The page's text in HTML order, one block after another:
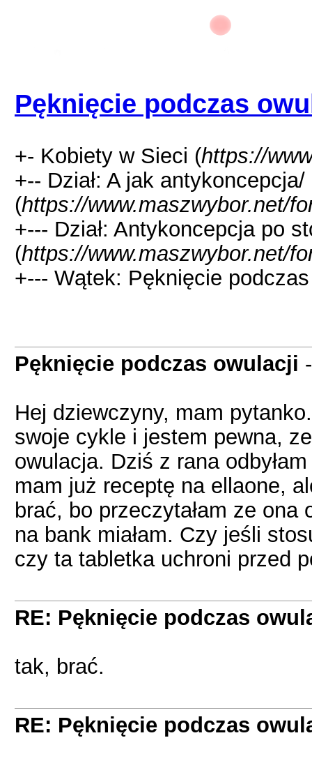
Pęknięcie podczas
+- Kobiety w Sieci (https://
+-- Dział: A jak
(https://www.maszwybor.net/
+--- Dział: Antykoncepcja po
(https://www.maszwybor.net/
+--- Wątek: Pęknięcie
Pęknięcie podczas owulacji
Hej dziewczyny, mam
swoje cykle i jestem pewna,
owulacja. Dziś z rana
mam już receptę na ellaone,
brać, bo przeczytałam ze
na bank miałam. Czy jeśli
czy ta tabletka uchroni przed
RE: Pęknięcie podczas
tak, brać.
RE: Pęknięcie podczas